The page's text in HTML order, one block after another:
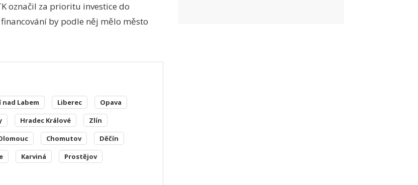
označil za prioritu investice do
by podle něj mělo město
nad Labem Liberec
Opava
Hradec Králové
Zlín
Chomutov
Děčín
Karviná
Prostějov